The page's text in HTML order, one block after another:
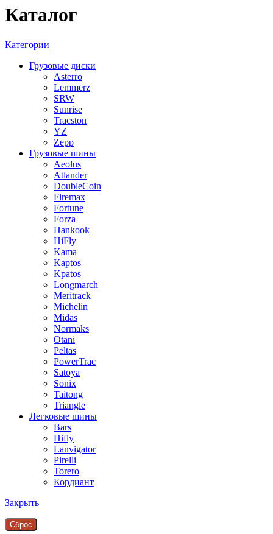
Каталог
Категории
Грузовые диски
Asterro
Lemmerz
SRW
Sunrise
Tracston
YZ
Zepp
Грузовые шины
Aeolus
Atlander
DoubleCoin
Firemax
Fortune
Forza
Hankook
HiFly
Kama
Kaptos
Kpatos
Longmarch
Meritrack
Michelin
Midas
Normaks
Otani
Peltas
PowerTrac
Satoya
Sonix
Taitong
Triangle
Легковые шины
Bars
Hifly
Lanvigator
Pirelli
Torero
Кордиант
Закрыть
Сброc